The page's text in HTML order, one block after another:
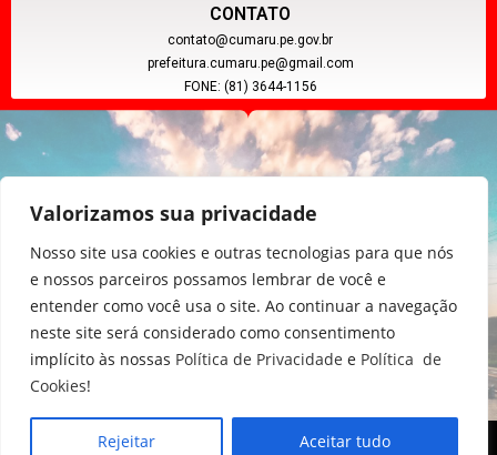
Valorizamos sua privacidade
Nosso site usa cookies e outras tecnologias para que nós
e nossos parceiros possamos lembrar de você e
entender como você usa o site. Ao continuar a navegação
neste site será considerado como consentimento
implícito às nossas Política de Privacidade e Política de
Cookies!
Rejeitar Aceitar tudo
CONTATO
contato@cumaru.pe.gov.br
prefeitura.cumaru.pe@gmail.com
FONE: (81) 3644-1156
CNPJ: 11.097.391/0001-20
Copyright © 2024, Poder Executivo de Cumaru - PE.